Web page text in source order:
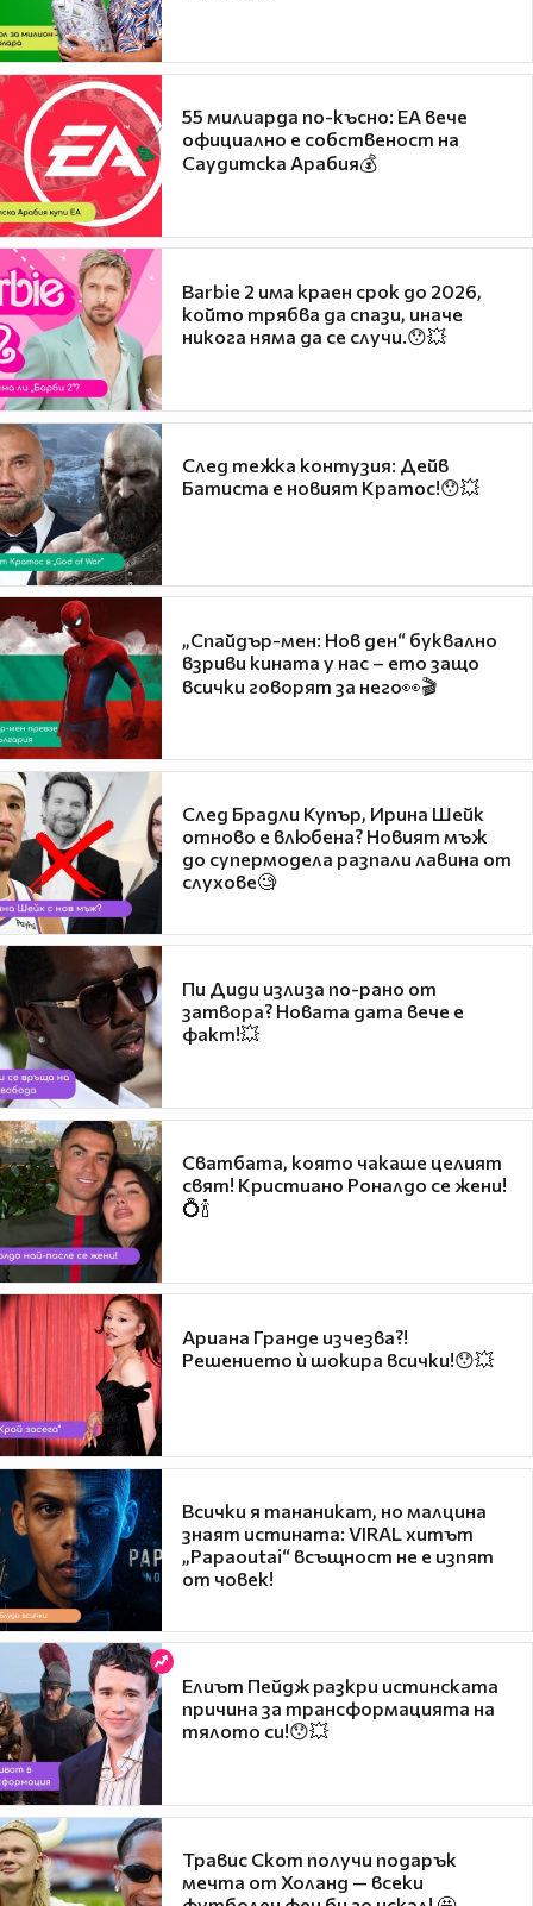
55 милиарда по-късно: EA вече
официално е собственост на
Саудитска Арабия💰
Barbie 2 има краен срок до 2026,
който трябва да спази, иначе
никога няма да се случи.😯💥
След тежка контузия: Дейв
Батиста е новият Кратос!😯💥
„Спайдър-мен: Нов ден“ буквално
взриви кината у нас – ето защо
всички говорят за него👀🎬
След Брадли Купър, Ирина Шейк
отново е влюбена? Новият мъж
до супермодела разпали лавина от
слухове🧐
Пи Диди излиза по-рано от
затвора? Новата дата вече е
факт!💥
Сватбата, която чакаше целият
свят! Кристиано Роналдо се жени!
💍🍾
Ариана Гранде изчезва?!
Решението ѝ шокира всички!😯💥
Всички я тананикат, но малцина
знаят истината: VIRAL хитът
„Papaoutai“ всъщност не е изпят
от човек!
Елиът Пейдж разкри истинската
причина за трансформацията на
тялото си!😯💥
Травис Скот получи подарък
мечта от Холанд — всеки